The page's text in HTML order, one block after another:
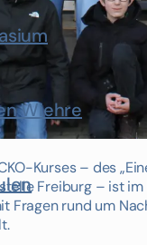
Wiehre
Kurses – des
Freiburg – ist
Fragen rund um